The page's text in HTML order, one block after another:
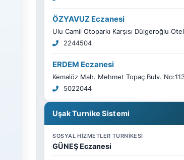
ÖZYAVUZ Eczanesi
Ulu Camii Otoparkı Karşısı Dülgeroğlu
2244504
ERDEM Eczanesi
Kemalöz Mah. Mehmet Topaç Bulv.
5022044
Uşak Turnike Sistemi
SOSYAL HİZMETLER TURNİKESİ
GÜNEŞ Eczanesi